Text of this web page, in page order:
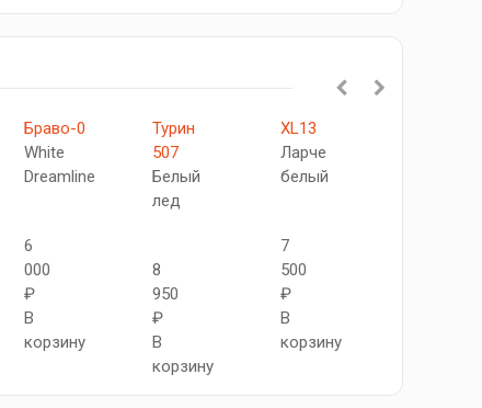
Браво-0
White
Dreamline
6
000
₽
В
корзину
Турин
507
Белый
лед
8
950
₽
В
корзину
XL13
Ларче
белый
7
500
₽
В
корзину